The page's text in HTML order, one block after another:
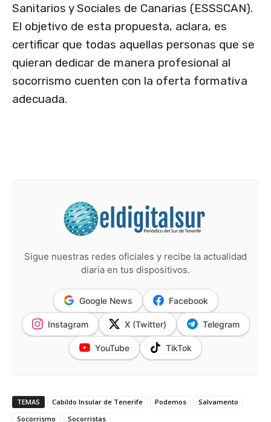
Sanitarios y Sociales de Canarias (ESSSCAN).
El objetivo de esta propuesta, aclara, es
certificar que todas aquellas personas que se
quieran dedicar de manera profesional al
socorrismo cuenten con la oferta formativa
adecuada.
Sigue nuestras redes oficiales y recibe la actualidad
diaria en tus dispositivos.
Google News Facebook
Instagram X (Twitter) Telegram
YouTube TikTok
TEMAS Cabildo Insular de Tenerife Podemos
Salvamento
Socorrismo
Socorristas